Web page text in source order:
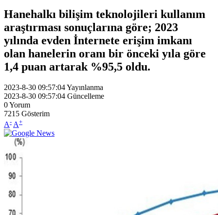
Hanehalkı bilişim teknolojileri kullanım
araştırması sonuçlarına göre; 2023
yılında evden İnternete erişim imkanı
olan hanelerin oranı bir önceki yıla göre
1,4 puan artarak %95,5 oldu.
2023-8-30 09:57:04Yayınlanma
2023-8-30 09:57:04 Güncelleme
0Yorum
7215 Gösterim
A- A+